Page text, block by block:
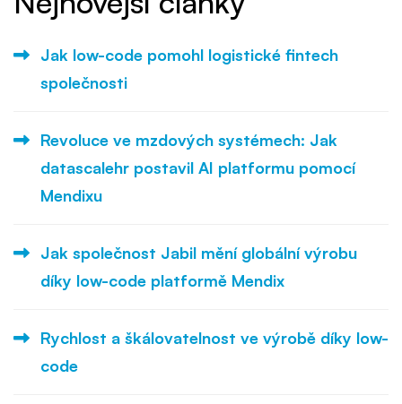
Jak low-code pomohl logistické fintech
společnosti
Revoluce ve mzdových systémech: Jak
datascalehr postavil AI platformu pomocí
Mendixu
Jak společnost Jabil mění globální výrobu
díky low-code platformě Mendix
Rychlost a škálovatelnost ve výrobě díky low-
code